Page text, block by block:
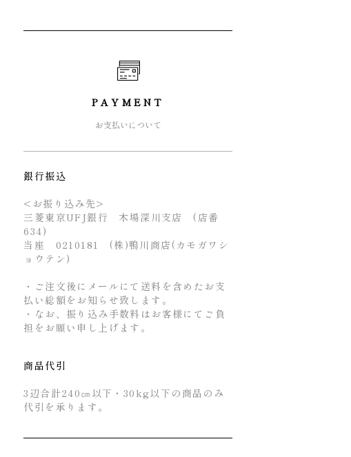
PAYMENT
お支払いについて
銀行振込
<お振り込み先>
三菱東京UFJ銀行 木場深川支店 (店番
634)
当座 0210181 (株)鴨川商店(カモガワシ
ョウテン)
・ご注文後にメールにて送料を含めたお支
払い総額をお知らせ致します。
・なお、振り込み手数料はお客様にてご負
担をお願い申し上げます。
商品代引
3辺合計240㎝以下・30kg以下の商品のみ
代引を承ります。